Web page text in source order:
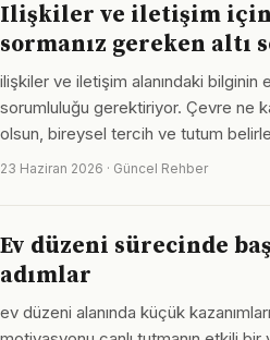
Ilişkiler ve iletişim
sormanız gereken altı
ilişkiler ve iletişim alanındaki
sorumluluğu gerektiriyor. Çevre ne
olsun, bireysel tercih ve tutum
23 Haziran 2026 · Güncel Rehber
Ev düzeni sürecinde
adımlar
ev düzeni alanında küçük